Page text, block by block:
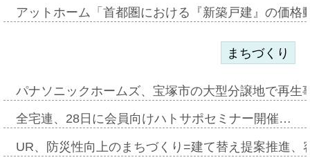
アットホーム「首都圏における『新築戸建』の価
まちづくり
パナソニックホームズ、宝塚市の大型分譲地で再
全宅連、28日に会員向けハトサポセミナー開催…
UR、防災性向上のまちづくり=建て替え提案推進